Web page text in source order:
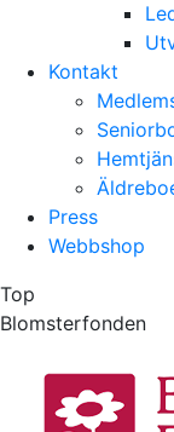
Kontakt
Press
Webbshop
Top
Blomsterfonden